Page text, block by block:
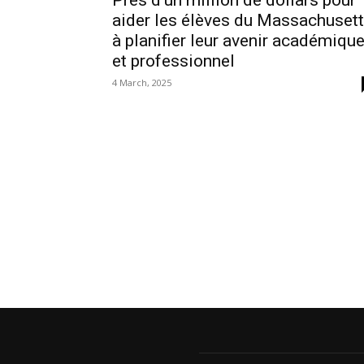
aider les élèves du
à planifier leur avenir académique
et professionnel
4 March, 2025